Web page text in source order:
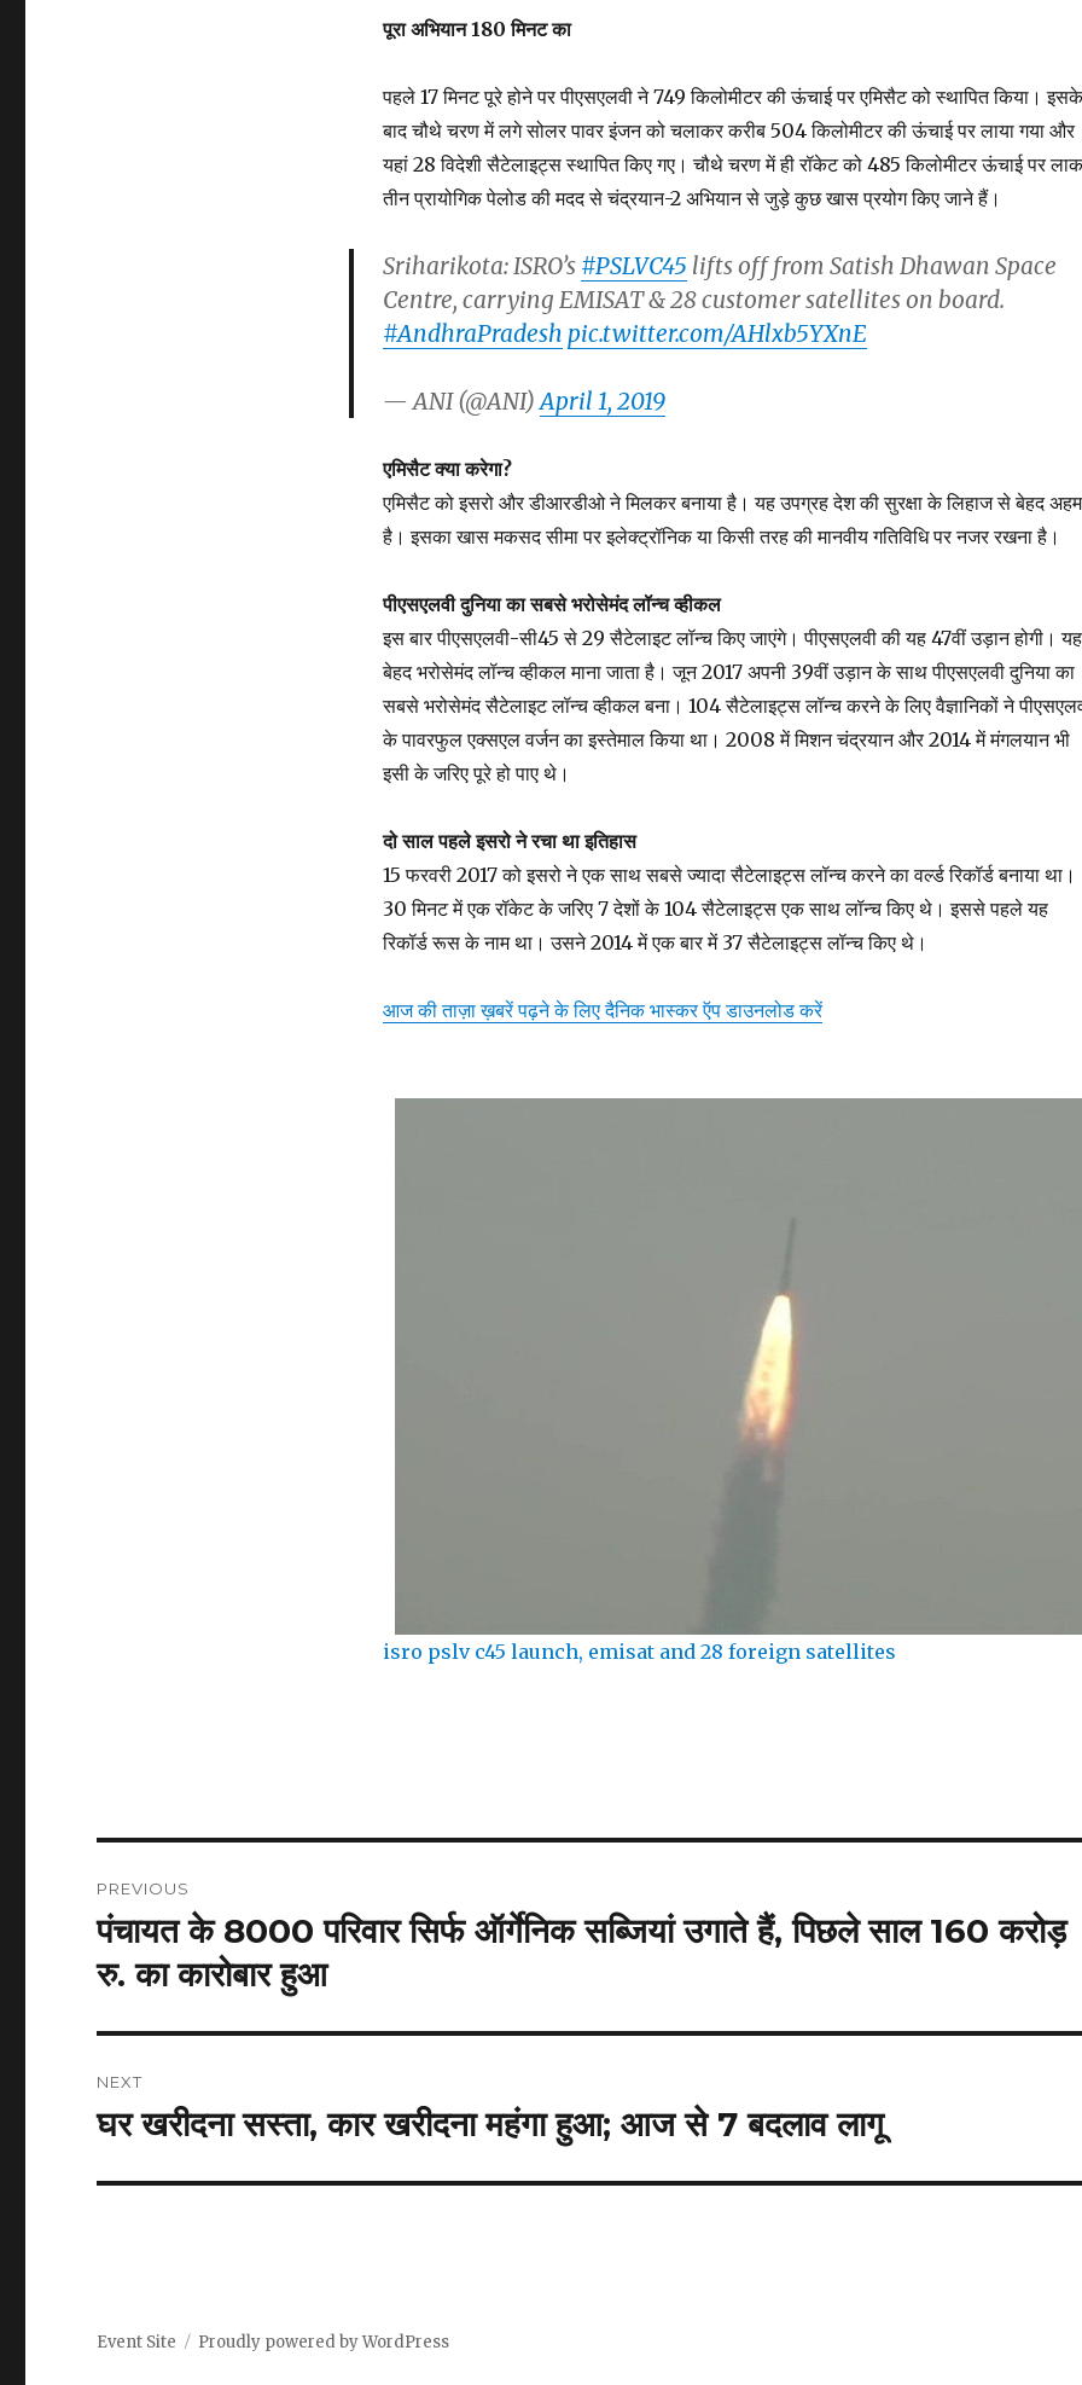
पूरा अभियान 180 मिनट का
पहले 17 मिनट पूरे होने पर पीएसएलवी ने 749 किलोमीटर की ऊंचाई पर एमिसैट को स्थापित किया। इसके
बाद चौथे चरण में लगे सोलर पावर इंजन को चलाकर करीब 504 किलोमीटर की ऊंचाई पर लाया गया और
यहां 28 विदेशी सैटेलाइट्स स्थापित किए गए। चौथे चरण में ही रॉकेट को 485 किलोमीटर ऊंचाई पर
तीन प्रायोगिक पेलोड की मदद से चंद्रयान-2 अभियान से जुड़े कुछ खास प्रयोग किए जाने हैं।
Sriharikota: ISRO’s #PSLVC45 lifts off from Satish Dhawan Space
Centre, carrying EMISAT & 28 customer satellites on board.
#AndhraPradesh pic.twitter.com/AHlxb5YXnE
— ANI (@ANI)April 1, 2019
एमिसैट क्या करेगा?
एमिसैट को इसरो और डीआरडीओ ने मिलकर बनाया है। यह उपग्रह देश की सुरक्षा के लिहाज से बेहद अहम
है। इसका खास मकसद सीमा पर इलेक्ट्रॉनिक या किसी तरह की मानवीय गतिविधि पर नजर रखना है।
पीएसएलवी दुनिया का सबसे भरोसेमंद लॉन्च व्हीकल
इस बार पीएसएलवी-सी45 से 29 सैटेलाइट लॉन्च किए जाएंगे। पीएसएलवी की यह 47वीं उड़ान होगी। यह
बेहद भरोसेमंद लॉन्च व्हीकल माना जाता है। जून 2017 अपनी 39वीं उड़ान के साथ पीएसएलवी दुनिया का
सबसे भरोसेमंद सैटेलाइट लॉन्च व्हीकल बना। 104 सैटेलाइट्स लॉन्च करने के लिए वैज्ञानिकों ने
के पावरफुल एक्सएल वर्जन का इस्तेमाल किया था। 2008 में मिशन चंद्रयान और 2014 में मंगलयान भी
इसी के जरिए पूरे हो पाए थे।
दो साल पहले इसरो ने रचा था इतिहास
15 फरवरी 2017 को इसरो ने एक साथ सबसे ज्यादा सैटेलाइट्स लॉन्च करने का वर्ल्ड रिकॉर्ड बनाया था।
30 मिनट में एक रॉकेट के जरिए 7 देशों के 104 सैटेलाइट्स एक साथ लॉन्च किए थे। इससे पहले यह
रिकॉर्ड रूस के नाम था। उसने 2014 में एक बार में 37 सैटेलाइट्स लॉन्च किए थे।
आज की ताज़ा ख़बरें पढ़ने के लिए दैनिक भास्कर ऍप डाउनलोड करें
isro pslv c45 launch, emisat and 28 foreign satellites
navigation
PREVIOUS
Previous
post:
पंचायत के 8000 परिवार सिर्फ ऑर्गेनिक सब्जियां उगाते हैं, पिछले साल 160 करोड़
रु. का कारोबार हुआ
NEXT
Next
घर खरीदना सस्ता, कार खरीदना महंगा हुआ; आज से 7 बदलाव लागू
Event Site Proudly powered by WordPress